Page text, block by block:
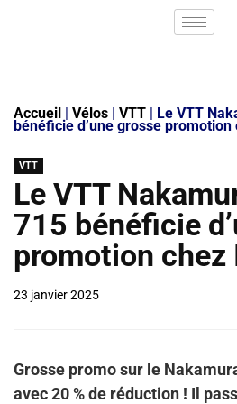
Accueil | Vélos | VTT | Le VTT
bénéficie d’une grosse
VTT
Le VTT
715 bénéficie
promotion
23 janvier 2025
Grosse promo sur le
avec 20 % de réduction ! Il